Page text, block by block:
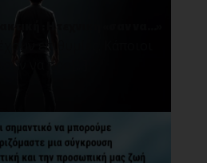
επιθυμίες. Κάποιοι
να προ[...]